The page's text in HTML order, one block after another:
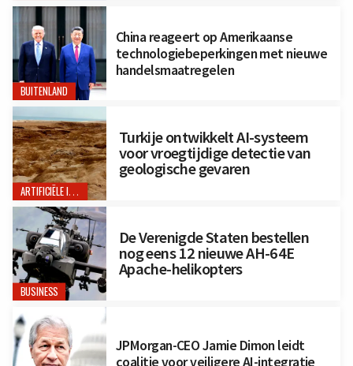
BUITENLAND
China reageert op Amerikaanse
technologiebeperkingen met nieuwe
handelsmaatregelen
ARTIFICIËLE INTELLIGENTIE
Turkije ontwikkelt AI-systeem
voor vroegtijdige detectie van
geologische gevaren
BUSINESS
De Verenigde Staten bestellen
nog eens 12 nieuwe AH-64E
Apache-helikopters
JPMorgan-CEO Jamie Dimon leidt
coalitie voor veiligere AI-integratie